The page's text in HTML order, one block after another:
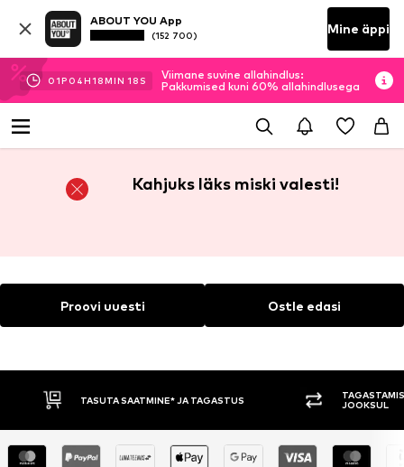
ABOUT YOU App
(152 700) Mine äppi
01P 04H18MIN 18 S
Viimane suvine allahindlus:
Pakkumised kuni 60% allahindlusega
Kahjuks läks miski valesti!
Proovi uuesti Ostle edasi
TASUTA SAATMINE* JA TAGASTUS
JOOKSUL